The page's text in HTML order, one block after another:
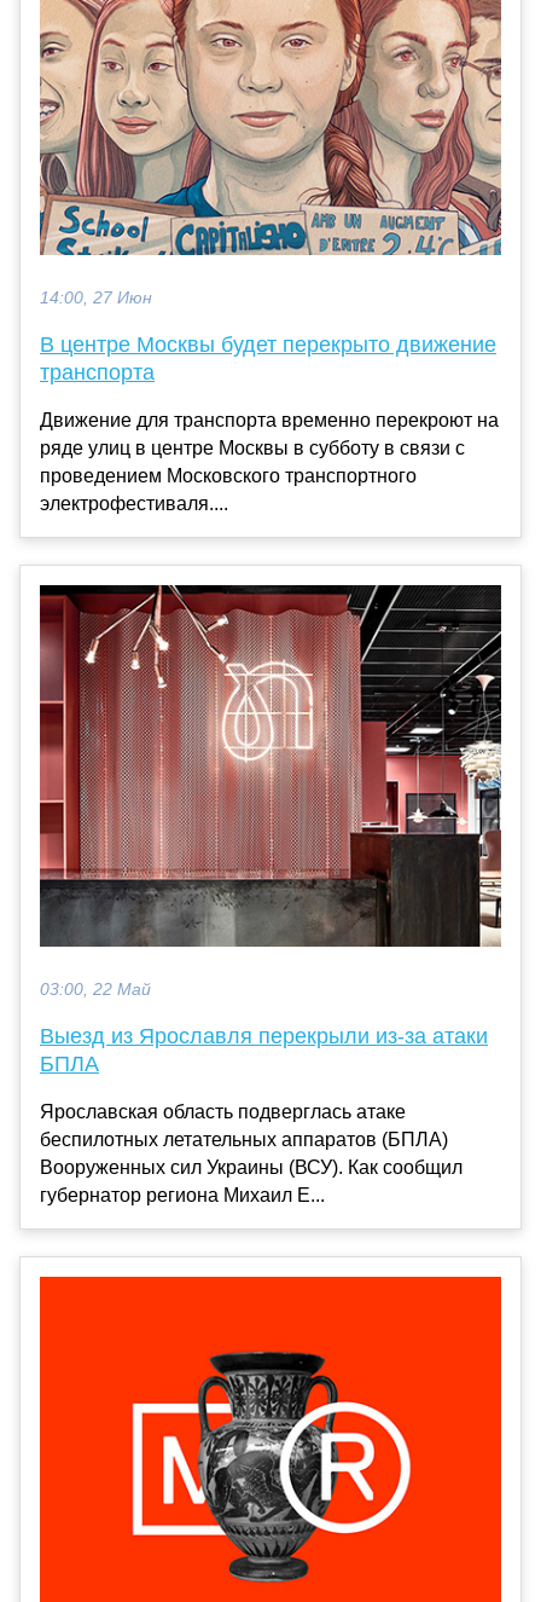
14:00, 27 Июн
В центре Москвы будет перекрыто движение
транспорта
Движение для транспорта временно перекроют на
ряде улиц в центре Москвы в субботу в связи с
проведением Московского транспортного
электрофестиваля....
03:00, 22 Май
Выезд из Ярославля перекрыли из-за атаки
БПЛА
Ярославская область подверглась атаке
беспилотных летательных аппаратов (БПЛА)
Вооруженных сил Украины (ВСУ). Как сообщил
губернатор региона Михаил Е...